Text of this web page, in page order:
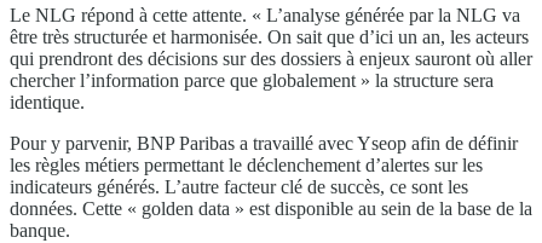
Le NLG répond à cette attente. « L’analyse générée par la NLG va
être très structurée et harmonisée. On sait que d’ici un an, les acteurs
qui prendront des décisions sur des dossiers à enjeux sauront où aller
chercher l’information parce que globalement » la structure sera
identique.
Pour y parvenir, BNP Paribas a travaillé avec Yseop afin de définir
les règles métiers permettant le déclenchement d’alertes sur les
indicateurs générés. L’autre facteur clé de succès, ce sont les
données. Cette « golden data » est disponible au sein de la base de la
banque.